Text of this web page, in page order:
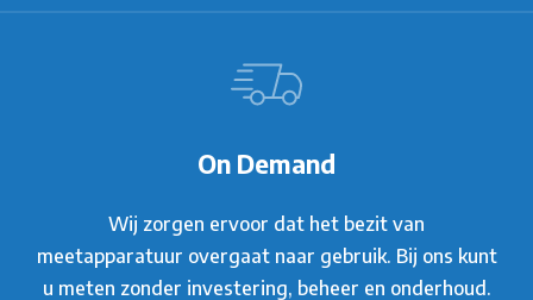
On Demand
Wij zorgen ervoor dat het bezit van
meetapparatuur overgaat naar gebruik. Bij ons kunt
u meten zonder investering, beheer en onderhoud.